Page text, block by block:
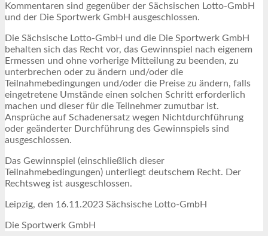
Kommentaren sind gegenüber der Sächsischen Lotto-GmbH
und der Die Sportwerk GmbH ausgeschlossen.
Die Sächsische Lotto-GmbH und die Die Sportwerk GmbH
behalten sich das Recht vor, das Gewinnspiel nach eigenem
Ermessen und ohne vorherige Mitteilung zu beenden, zu
unterbrechen oder zu ändern und/oder die
Teilnahmebedingungen und/oder die Preise zu ändern, falls
eingetretene Umstände einen solchen Schritt erforderlich
machen und dieser für die Teilnehmer zumutbar ist.
Ansprüche auf Schadenersatz wegen Nichtdurchführung
oder geänderter Durchführung des Gewinnspiels sind
ausgeschlossen.
Das Gewinnspiel (einschließlich dieser
Teilnahmebedingungen) unterliegt deutschem Recht. Der
Rechtsweg ist ausgeschlossen.
Leipzig, den 16.11.2023 Sächsische Lotto-GmbH
Die Sportwerk GmbH